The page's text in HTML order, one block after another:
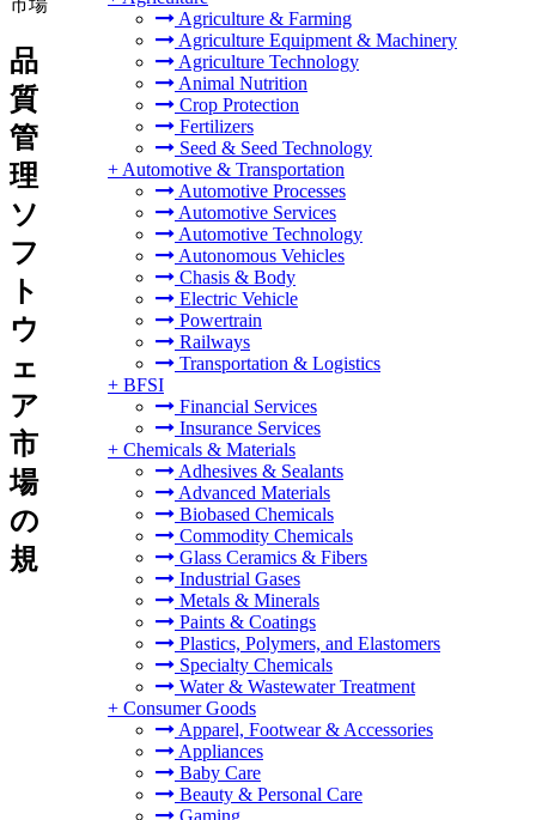
Agriculture & Farming
Agriculture Equipment & Machinery
Agriculture Technology
Animal Nutrition
Crop Protection
Fertilizers
Seed & Seed Technology
+ Automotive & Transportation
Automotive Processes
Automotive Services
Automotive Technology
Autonomous Vehicles
Chasis & Body
Electric Vehicle
Powertrain
Railways
Transportation & Logistics
+ BFSI
Financial Services
Insurance Services
+ Chemicals & Materials
Adhesives & Sealants
Advanced Materials
Biobased Chemicals
Commodity Chemicals
Glass Ceramics & Fibers
Industrial Gases
Metals & Minerals
Paints & Coatings
Plastics, Polymers, and Elastomers
Specialty Chemicals
Water & Wastewater Treatment
+ Consumer Goods
Apparel, Footwear & Accessories
Appliances
Baby Care
Beauty & Personal Care
Gaming
市場
品
質
管
理
ソ
フ
ト
ウ
ェ
ア
市
場
の
規